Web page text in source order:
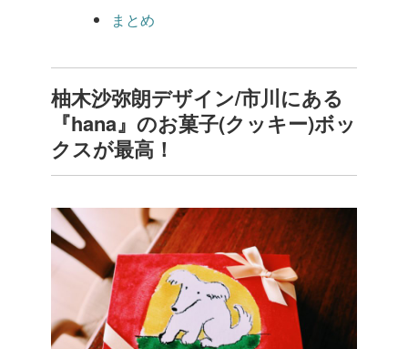
まとめ
柚木沙弥朗デザイン/市川にある
『hana』のお菓子(クッキー)ボッ
クスが最高！